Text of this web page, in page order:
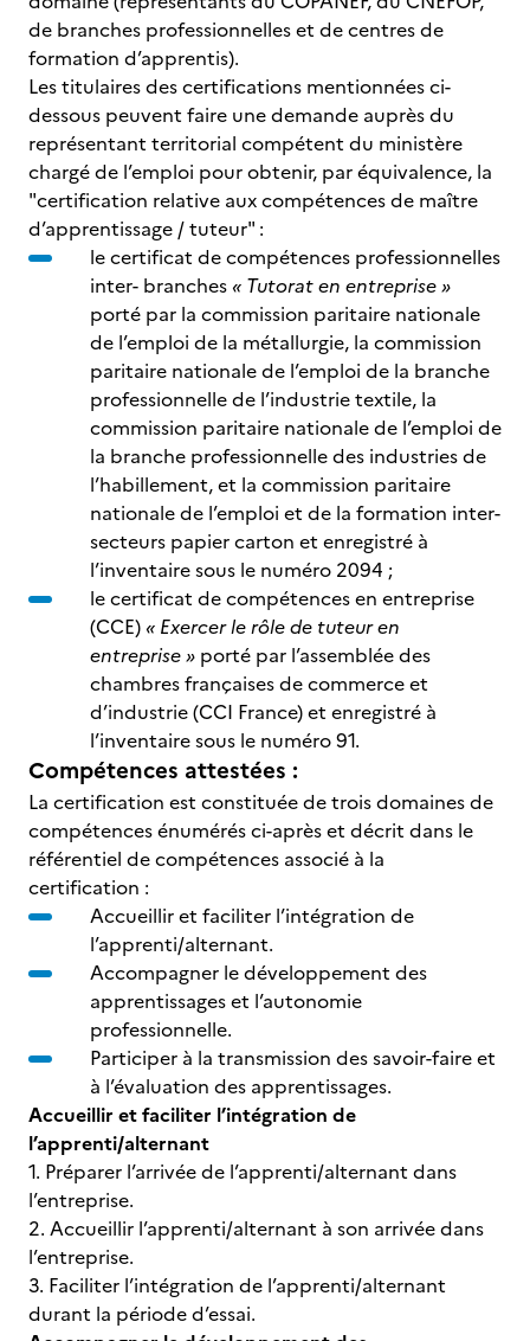
de branches professionnelles et de centres de
formation d’apprentis).
Les titulaires des certifications mentionnées ci-
dessous peuvent faire une demande auprès du
représentant territorial compétent du ministère
chargé de l’emploi pour obtenir, par équivalence, la
"certification relative aux compétences de maître
d’apprentissage / tuteur" :
le certificat de compétences professionnelles
inter- branches« Tutorat en entreprise »
porté par la commission paritaire nationale
de l’emploi de la métallurgie, la commission
paritaire nationale de l’emploi de la branche
professionnelle de l’industrie textile, la
commission paritaire nationale de l’emploi de
la branche professionnelle des industries de
l’habillement, et la commission paritaire
nationale de l’emploi et de la formation inter-
secteurs papier carton et enregistré à
l’inventaire sous le numéro 2094 ;
le certificat de compétences en entreprise
(CCE)« Exercer le rôle de tuteur en
entreprise » porté par l’assemblée des
chambres françaises de commerce et
d’industrie (CCI France) et enregistré à
l’inventaire sous le numéro 91.
Compétences attestées :
La certification est constituée de trois domaines de
compétences énumérés ci-après et décrit dans le
référentiel de compétences associé à la
certification :
Accueillir et faciliter l’intégration de
l’apprenti/alternant.
Accompagner le développement des
apprentissages et l’autonomie
professionnelle.
Participer à la transmission des savoir-faire et
à l’évaluation des apprentissages.
Accueillir et faciliter l’intégration de
l’apprenti/alternant
1. Préparer l’arrivée de l’apprenti/alternant dans
l’entreprise.
2. Accueillir l’apprenti/alternant à son arrivée dans
l’entreprise.
3. Faciliter l’intégration de l’apprenti/alternant
durant la période d’essai.